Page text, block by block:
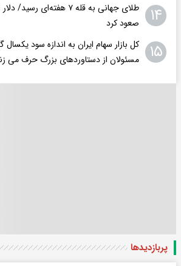
۱۴
طلای جهانی به قله ۷
صعود کرد
۱۵
کل بازار سهام ایران به اندازه سود یکسال
مسئولان از دستاوردهای بزرگ حرف می
پربازدید‌ها